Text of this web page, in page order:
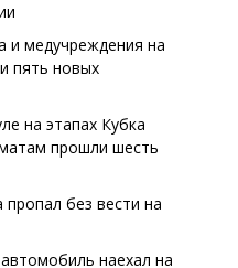
и медучреждения на
пять новых
на этапах Кубка
прошли шесть
без вести на
наехал на